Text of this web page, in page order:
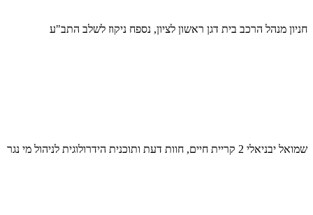
חניון מנהל הרכב בית דגן ראשון לציון, נספח ניקוז לשלב התב"ע
שמואל יבניאלי 2 קריית חיים, חוות דעת ותוכנית הידרולוגית לניהול מי נגר